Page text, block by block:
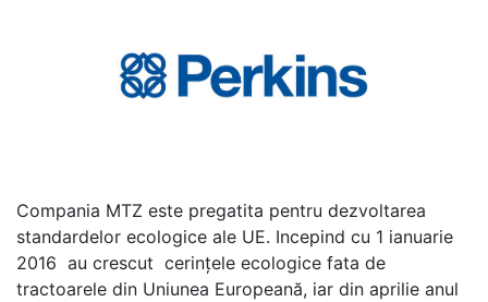
Compania MTZ este pregatita pentru dezvoltarea
standardelor ecologice ale UE. Incepind cu 1 ianuarie
2016 au crescut cerințele ecologice fata de
tractoarele din Uniunea Europeană, iar din aprilie anul